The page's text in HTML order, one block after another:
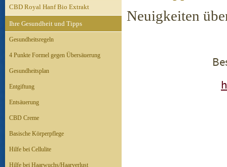
CBD Royal Hanf Bio Extrakt
Ihre Gesundheit und Tipps
Gesundheitsregeln
4 Punkte Formel gegen Übersäuerung
Gesundheitsplan
Entgiftung
Entsäuerung
CBD Creme
Basische Körperpflege
Hilfe bei Cellulite
Hilfe bei Haarwuchs/Haarverlust
Neuigkeiten